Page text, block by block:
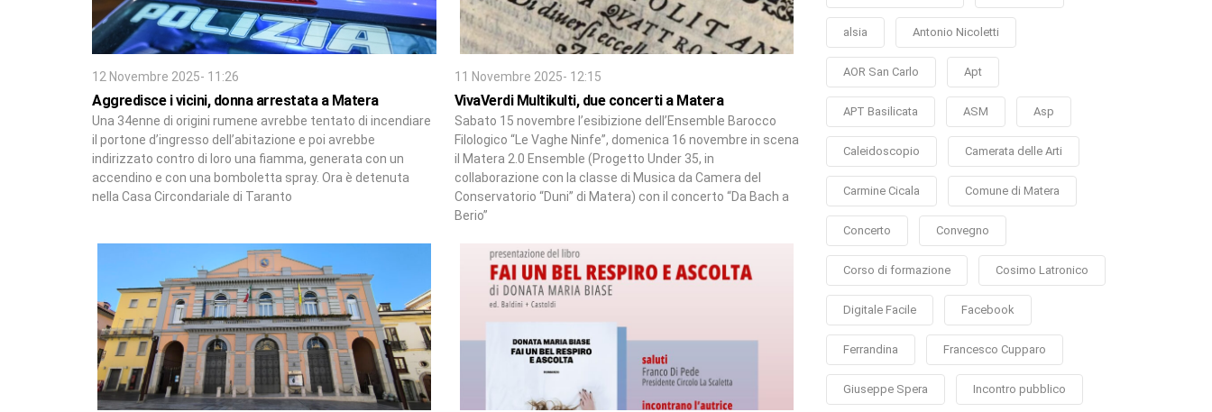
12 Novembre 2025- 11:26
Aggredisce i vicini, donna arrestata a Matera
Una 34enne di origini rumene avrebbe tentato di incendiare
il portone d’ingresso dell’abitazione e poi avrebbe
indirizzato contro di loro una fiamma, generata con un
accendino e con una bomboletta spray. Ora è detenuta
nella Casa Circondariale di Taranto
11 Novembre 2025- 12:15
VivaVerdi Multikulti, due concerti a Matera
Sabato 15 novembre l’esibizione dell’Ensemble Barocco
Filologico “Le Vaghe Ninfe”, domenica 16 novembre in scena
il Matera 2.0 Ensemble (Progetto Under 35, in
collaborazione con la classe di Musica da Camera del
Conservatorio “Duni” di Matera) con il concerto “Da Bach a
Berio”
alsia Antonio Nicoletti
AOR San Carlo Apt
APT Basilicata ASM Asp
Caleidoscopio Camerata delle Arti
Carmine Cicala Comune di Matera
Concerto Convegno
Corso di formazione Cosimo Latronico
Digitale Facile Facebook
Ferrandina Francesco Cupparo
Giuseppe Spera Incontro pubblico